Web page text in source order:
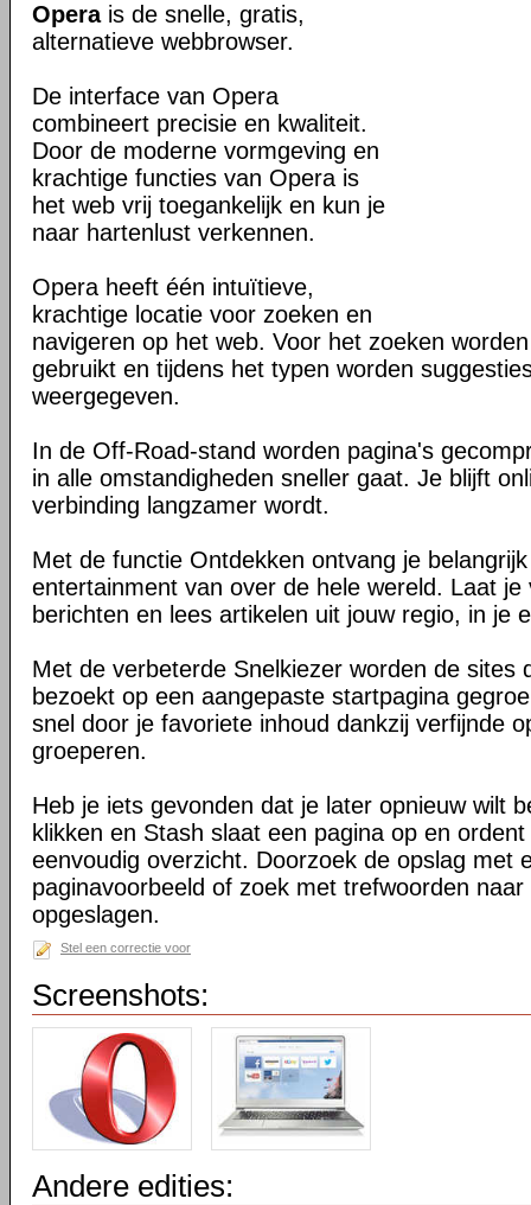
Operais de snelle, gratis,
alternatieve webbrowser.
De interface van Opera
combineert precisie en kwaliteit.
Door de moderne vormgeving en
krachtige functies van Opera is
het web vrij toegankelijk en kun je
naar hartenlust verkennen.
Opera heeft één intuïtieve,
krachtige locatie voor zoeken en
navigeren op het web. Voor het zoeken
gebruikt en tijdens het typen worden
weergegeven.
In de Off-Road-stand worden pagina's
in alle omstandigheden sneller gaat. Je blijft
verbinding langzamer wordt.
Met de functie Ontdekken ontvang je
entertainment van over de hele wereld. Laat je
berichten en lees artikelen uit jouw regio, in je
Met de verbeterde Snelkiezer worden de sites
bezoekt op een aangepaste startpagina
snel door je favoriete inhoud dankzij verfijnde
groeperen.
Heb je iets gevonden dat je later opnieuw wilt
klikken en Stash slaat een pagina op en ordent
eenvoudig overzicht. Doorzoek de opslag met
paginavoorbeeld of zoek met trefwoorden
opgeslagen.
Stel een correctie voor
Screenshots:
Andere edities: